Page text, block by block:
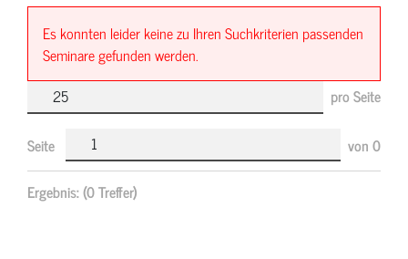
Es konnten leider keine zu Ihren Suchkriterien passenden
Seminare gefunden werden.
pro Seite
Seite von0
Ergebnis:(0 Treffer)